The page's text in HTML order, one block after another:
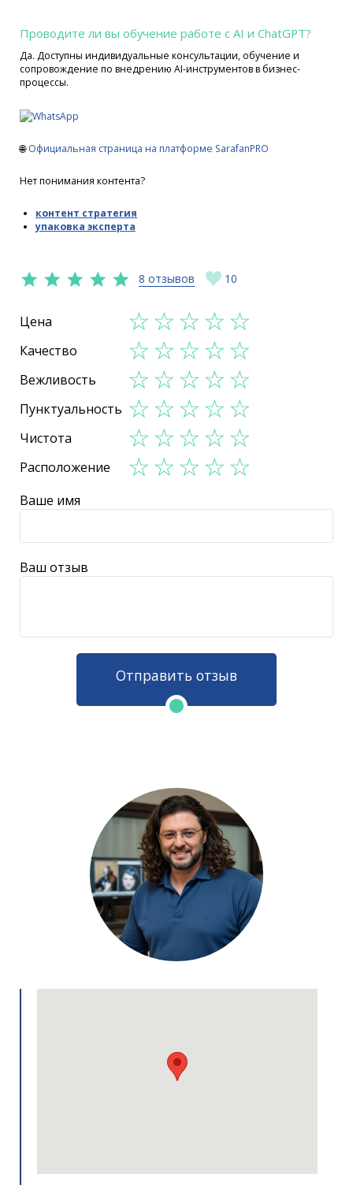
Проводите ли вы обучение работе с AI и ChatGPT?
Да. Доступны индивидуальные консультации, обучение и
сопровождение по внедрению AI-инструментов в бизнес-
процессы.
🌐Официальная страница на платформе SarafanPRO
Нет понимания контента?
контент стратегия
упаковка эксперта
8 отзывов 10
Цена
Качество
Вежливость
Пунктуальность
Чистота
Расположение
Ваше имя
Ваш отзыв
Отправить отзыв